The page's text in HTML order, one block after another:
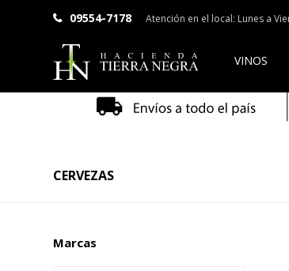
VINOS
09554-7178 Atención en el local: Lunes a
CERVEZAS
Marcas